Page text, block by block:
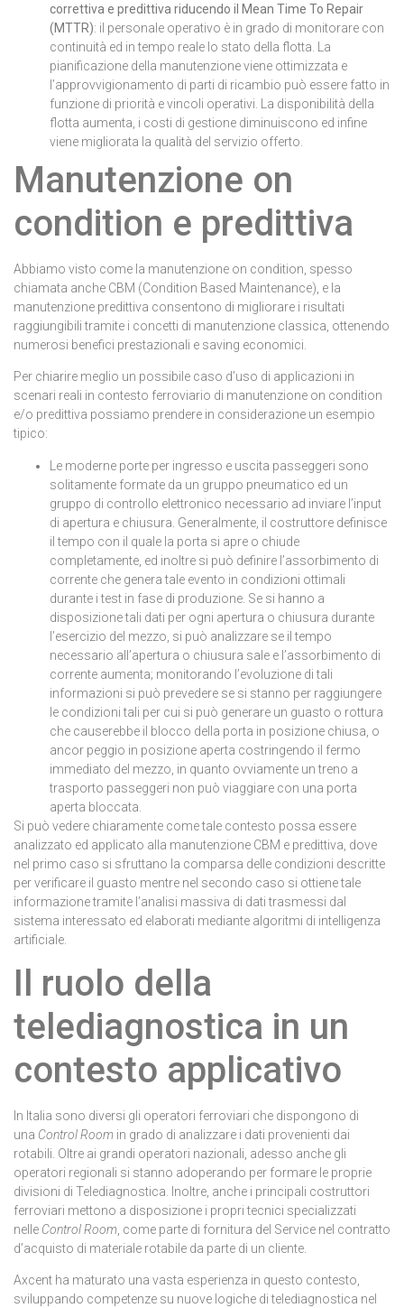
correttiva e predittiva riducendo il Mean Time To Repair
(MTTR): il personale operativo è in grado di monitorare con
continuità ed in tempo reale lo stato della flotta. La
pianificazione della manutenzione viene ottimizzata e
l’approvvigionamento di parti di ricambio può essere fatto in
funzione di priorità e vincoli operativi. La disponibilità della
flotta aumenta, i costi di gestione diminuiscono ed infine
viene migliorata la qualità del servizio offerto.
Manutenzione on
condition e predittiva
Abbiamo visto come la manutenzione on condition, spesso
chiamata anche CBM (Condition Based Maintenance), e la
manutenzione predittiva consentono di migliorare i risultati
raggiungibili tramite i concetti di manutenzione classica, ottenendo
numerosi benefici prestazionali e saving economici.
Per chiarire meglio un possibile caso d’uso di applicazioni in
scenari reali in contesto ferroviario di manutenzione on condition
e/o predittiva possiamo prendere in considerazione un esempio
tipico:
Le moderne porte per ingresso e uscita passeggeri sono
solitamente formate da un gruppo pneumatico ed un
gruppo di controllo elettronico necessario ad inviare l’input
di apertura e chiusura. Generalmente, il costruttore definisce
il tempo con il quale la porta si apre o chiude
completamente, ed inoltre si può definire l’assorbimento di
corrente che genera tale evento in condizioni ottimali
durante i test in fase di produzione. Se si hanno a
disposizione tali dati per ogni apertura o chiusura durante
l’esercizio del mezzo, si può analizzare se il tempo
necessario all’apertura o chiusura sale e l’assorbimento di
corrente aumenta; monitorando l’evoluzione di tali
informazioni si può prevedere se si stanno per raggiungere
le condizioni tali per cui si può generare un guasto o rottura
che causerebbe il blocco della porta in posizione chiusa, o
ancor peggio in posizione aperta costringendo il fermo
immediato del mezzo, in quanto ovviamente un treno a
trasporto passeggeri non può viaggiare con una porta
aperta bloccata.
Si può vedere chiaramente come tale contesto possa essere
analizzato ed applicato alla manutenzione CBM e predittiva, dove
nel primo caso si sfruttano la comparsa delle condizioni descritte
per verificare il guasto mentre nel secondo caso si ottiene tale
informazione tramite l’analisi massiva di dati trasmessi dal
sistema interessato ed elaborati mediante algoritmi di intelligenza
artificiale.
Il ruolo della
telediagnostica in un
contesto applicativo
In Italia sono diversi gli operatori ferroviari che dispongono di
una Control Room in grado di analizzare i dati provenienti dai
rotabili. Oltre ai grandi operatori nazionali, adesso anche gli
operatori regionali si stanno adoperando per formare le proprie
divisioni di Telediagnostica. Inoltre, anche i principali costruttori
ferroviari mettono a disposizione i propri tecnici specializzati
nelle Control Room , come parte di fornitura del Service nel contratto
d’acquisto di materiale rotabile da parte di un cliente.
Axcent ha maturato una vasta esperienza in questo contesto,
sviluppando competenze su nuove logiche di telediagnostica nel